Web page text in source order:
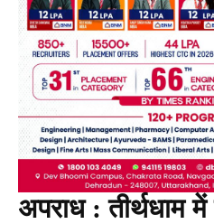
अपराध : तीर्थधाम